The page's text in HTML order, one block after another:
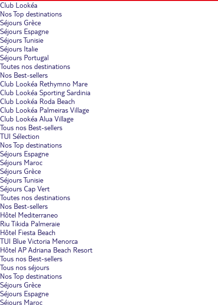
Club Lookéa
Nos Top destinations
Séjours Grèce
Séjours Espagne
Séjours Tunisie
Séjours Italie
Séjours Portugal
Toutes nos destinations
Nos Best-sellers
Club Lookéa Rethymno Mare
Club Lookéa Sporting Sardinia
Club Lookéa Roda Beach
Club Lookéa Palmeiras Village
Club Lookéa Alua Village
Tous nos Best-sellers
TUI Sélection
Nos Top destinations
Séjours Espagne
Séjours Maroc
Séjours Grèce
Séjours Tunisie
Séjours Cap Vert
Toutes nos destinations
Nos Best-sellers
Hôtel Mediterraneo
Riu Tikida Palmeraie
Hôtel Fiesta Beach
TUI Blue Victoria Menorca
Hôtel AP Adriana Beach Resort
Tous nos Best-sellers
Tous nos séjours
Nos Top destinations
Séjours Grèce
Séjours Espagne
Séjours Maroc